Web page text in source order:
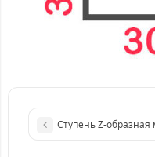
Ступень Z-